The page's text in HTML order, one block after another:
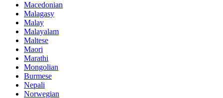
Macedonian
Malagasy
Malay
Malayalam
Maltese
Maori
Marathi
Mongolian
Burmese
Nepali
Norwegian